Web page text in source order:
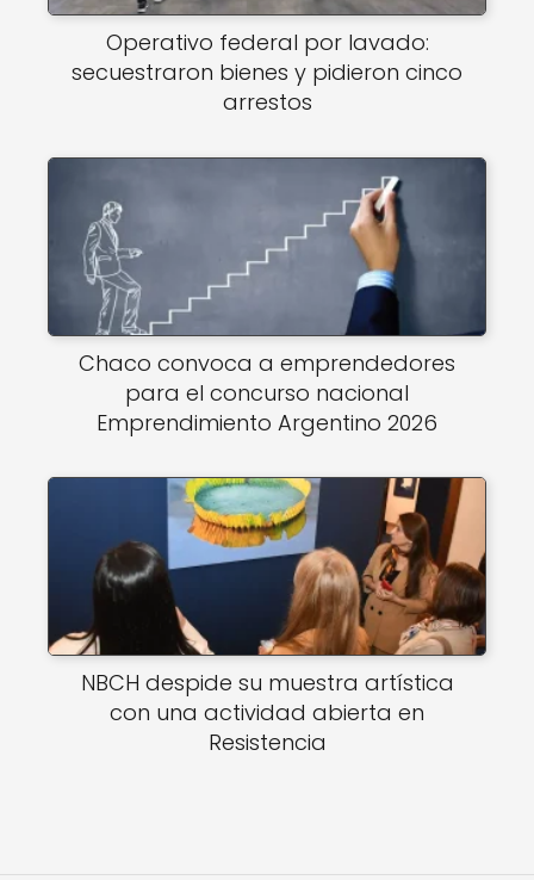
Operativo federal por lavado:
secuestraron bienes y pidieron cinco
arrestos
Chaco convoca a emprendedores
para el concurso nacional
Emprendimiento Argentino 2026
NBCH despide su muestra artística
con una actividad abierta en
Resistencia